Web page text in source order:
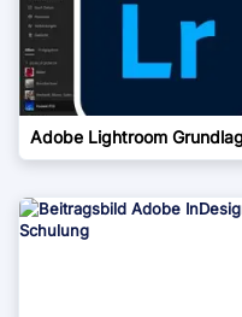
Adobe Lightroom